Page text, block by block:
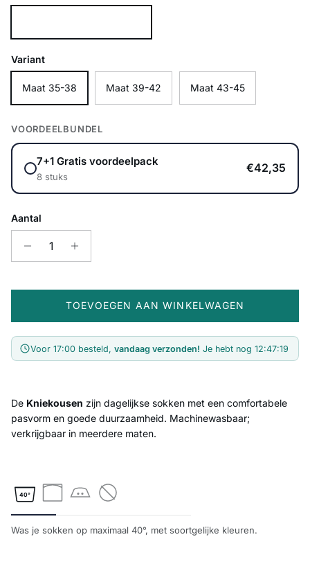
Variant
Maat 35-38 Maat 39-42 Maat 43-45
VOORDEELBUNDEL
7+1 Gratis voordeelpack
8 stuks
€42,35
Aantal
TOEVOEGEN AAN WINKELWAGEN
Voor 17:00 besteld,vandaag verzonden! Je hebt nog12:47:19
De Kniekousen zijn dagelijkse sokken met een comfortabele
pasvorm en goede duurzaamheid. Machinewasbaar;
verkrijgbaar in meerdere maten.
40°
Was je sokken op maximaal 40°, met soortgelijke kleuren.